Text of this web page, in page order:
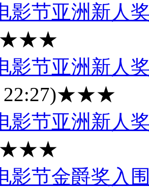
影节亚洲新人
★★★
影节亚洲新人
★★★
影节亚洲新人
★★★
影节金爵奖入